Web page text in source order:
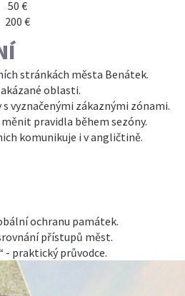
50 €
200 €
stránkách města Benátek.
oblasti.
vyznačenými zákaznými zónami.
pravidla během sezóny.
komunikuje i v angličtině.
ochranu památek.
přístupů měst.
- praktický průvodce.